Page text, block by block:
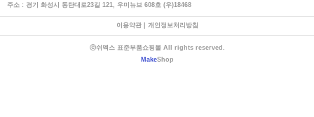
주소 : 경기 화성시 동탄대로23길 121, 우미뉴브 608호 (우)18468
이용약관| 개인정보처리방침
ⓒ쉬멕스 표준부품쇼핑몰 All rights reserved.
MakeShop